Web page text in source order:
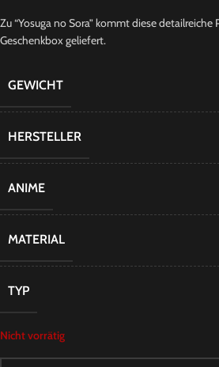
Zu “Yosuga no Sora” kommt diese detailreiche
Geschenkbox geliefert.
GEWICHT
HERSTELLER
ANIME
MATERIAL
TYP
Nicht vorrätig